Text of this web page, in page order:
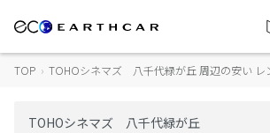
TOP › TOHOシネマズ 八千代緑が丘 周辺の安い レ